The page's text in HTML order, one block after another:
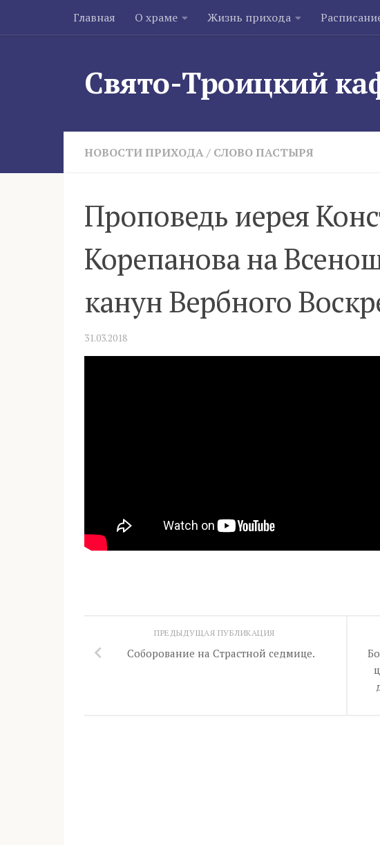
Skip to content
Главная О храме Жизнь прихода
Свято-Троицкий
НОВОСТИ ПРИХОДА/ СЛОВО ПАСТЫРЯ
Проповедь иерея
Корепанова на
канун Вербного
31.03.2018
ПРЕДЫДУЩАЯ ПУБЛИКАЦИЯ
Соборование на Страстной седмице.